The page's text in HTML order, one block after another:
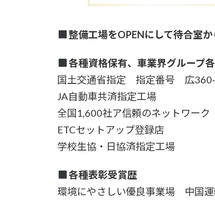
整備工場をOPENにして待合室
各種資格保有、車業界グループ
国土交通省指定 指定番号 広
JA自動車共済指定工場
全国1,600社ア信頼のネットワー
ETCセットアップ登録店
学校生協・日協済指定工場
各種表彰受賞歴
環境にやさしい優良事業場 中国